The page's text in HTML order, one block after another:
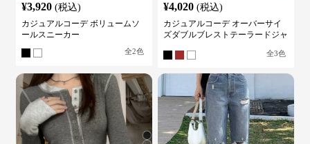
¥3,920 (税込)
カジュアルコーデ ボリュームソ
ールスニーカー
全2色
¥4,020 (税込)
カジュアルコーデ オーバーサイ
ズダブルブレストテーラードジャ
全3色